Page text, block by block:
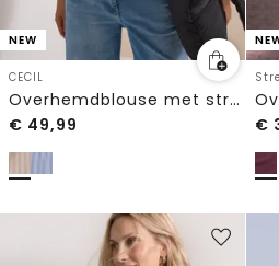
NEW
CECIL
Overhemdblouse met strepen en een luipaardprint-borstzakje
€ 49,99
€